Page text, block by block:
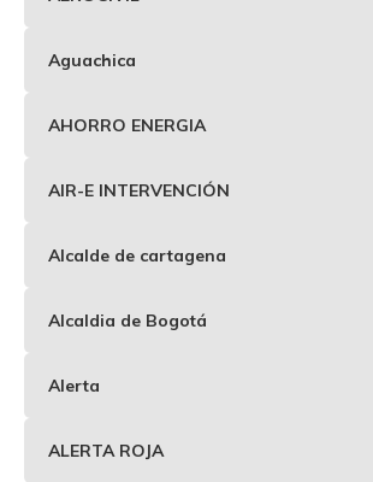
Aguachica
AHORRO ENERGIA
AIR-E INTERVENCIÓN
Alcalde de cartagena
Alcaldia de Bogotá
Alerta
ALERTA ROJA